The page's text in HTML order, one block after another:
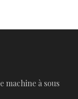
machine à sous